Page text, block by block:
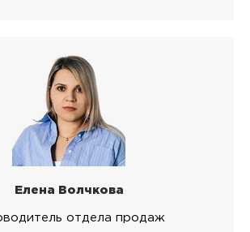
Елена Волчкова
отдела продаж